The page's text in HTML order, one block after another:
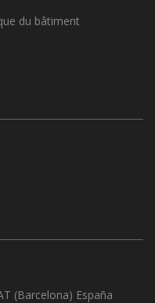
du bâtiment
(Barcelona) España